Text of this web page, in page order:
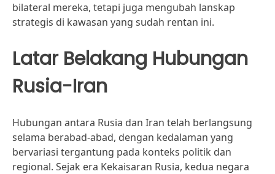
bilateral mereka, tetapi juga mengubah lanskap
strategis di kawasan yang sudah rentan ini.
Latar Belakang Hubungan
Rusia-Iran
Hubungan antara Rusia dan Iran telah berlangsung
selama berabad-abad, dengan kedalaman yang
bervariasi tergantung pada konteks politik dan
regional. Sejak era Kekaisaran Rusia, kedua negara